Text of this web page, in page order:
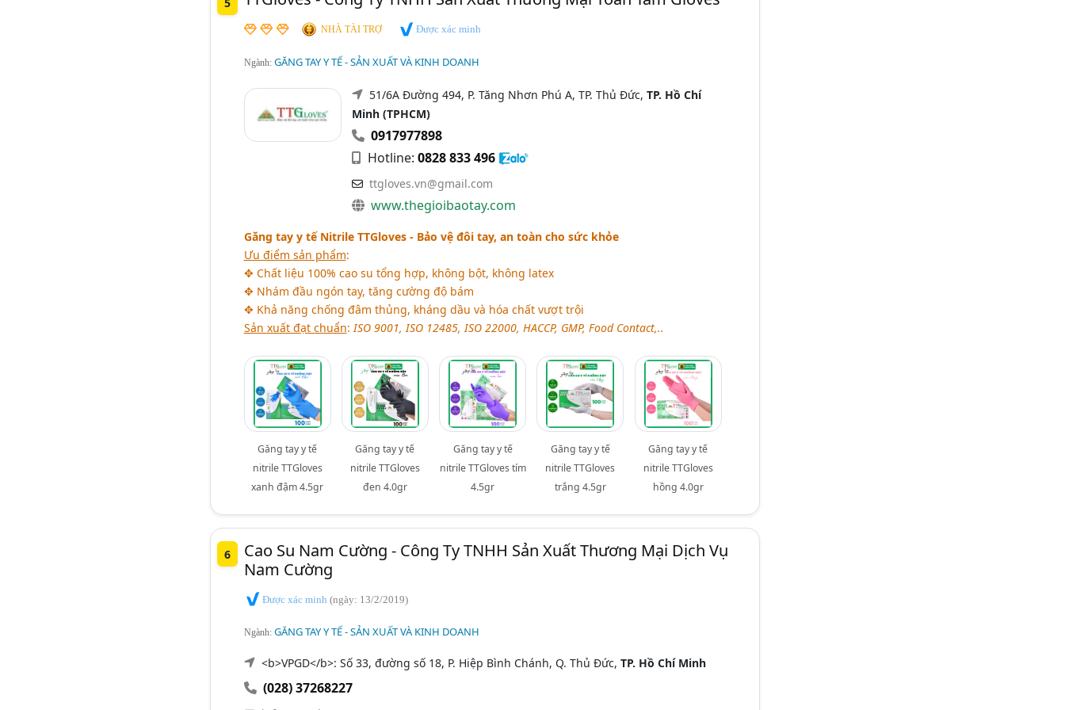
NHÀ TÀI TRỢ Được xác minh
Ngành: GĂNG TAY Y TẾ - SẢN XUẤT VÀ KINH DOANH
51/6A Đường 494, P. Tăng Nhơn Phú A, TP. Thủ Đức, TP. Hồ Chí
Minh (TPHCM)
0917977898
Hotline: 0828 833 496
ttgloves.vn@gmail.com
www.thegioibaotay.com
Găng tay y tế Nitrile TTGloves - Bảo vệ đôi tay, an toàn cho sức khỏe
Ưu điểm sản phẩm:
✥ Chất liệu 100% cao su tổng hợp, không bột, không latex
✥ Nhám đầu ngón tay, tăng cường độ bám
✥ Khả năng chống đâm thủng, kháng dầu và hóa chất vượt trội
Sản xuất đạt chuẩn: ISO 9001, ISO 12485, ISO 22000, HACCP, GMP, Food Contact,..
Găng tay y tế
nitrile TTGloves
xanh đậm 4.5gr
Găng tay y tế
nitrile TTGloves
đen 4.0gr
Găng tay y tế
nitrile TTGloves tím
4.5gr
Găng tay y tế
nitrile TTGloves
trắng 4.5gr
Găng tay y tế
nitrile TTGloves
hồng 4.0gr
6
Cao Su Nam Cường - Công Ty TNHH Sản Xuất Thương Mại Dịch Vụ
Nam Cường
Được xác minh (ngày: 13/2/2019)
Ngành: GĂNG TAY Y TẾ - SẢN XUẤT VÀ KINH DOANH
<b>VPGD</b>: Số 33, đường số 18, P. Hiệp Bình Chánh, Q. Thủ Đức, TP. Hồ Chí Minh
(028) 37268227